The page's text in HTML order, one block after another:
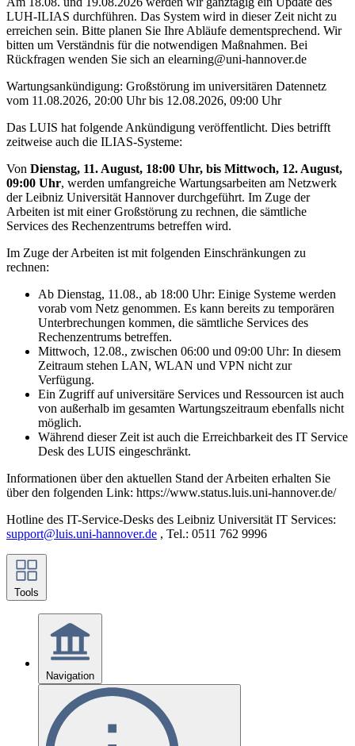
LUH-ILIAS durchführen. Das System wird in dieser Zeit nicht zu
erreichen sein. Bitte planen Sie Ihre Abläufe dementsprechend. Wir
bitten um Verständnis für die notwendigen Maßnahmen. Bei
Rückfragen wenden Sie sich an elearning@uni-hannover.de
Wartungsankündigung: Großstörung im universitären Datennetz
vom 11.08.2026, 20:00 Uhr bis 12.08.2026, 09:00 Uhr
Das LUIS hat folgende Ankündigung veröffentlicht. Dies betrifft
zeitweise auch die ILIAS-Systeme:
Von Dienstag, 11. August, 18:00 Uhr, bis Mittwoch, 12. August,
09:00 Uhr, werden umfangreiche Wartungsarbeiten am Netzwerk
der Leibniz Universität Hannover durchgeführt. Im Zuge der
Arbeiten ist mit einer Großstörung zu rechnen, die sämtliche
Services des Rechenzentrums betreffen wird.
Im Zuge der Arbeiten ist mit folgenden Einschränkungen zu
rechnen:
Ab Dienstag, 11.08., ab 18:00 Uhr: Einige Systeme werden
vorab vom Netz genommen. Es kann bereits zu temporären
Unterbrechungen kommen, die sämtliche Services des
Rechenzentrums betreffen.
Mittwoch, 12.08., zwischen 06:00 und 09:00 Uhr: In diesem
Zeitraum stehen LAN, WLAN und VPN nicht zur
Verfügung.
Ein Zugriff auf universitäre Services und Ressourcen ist auch
von außerhalb im gesamten Wartungszeitraum ebenfalls nicht
möglich.
Während dieser Zeit ist auch die Erreichbarkeit des IT Service
Desk des LUIS eingeschränkt.
Informationen über den aktuellen Stand der Arbeiten erhalten Sie
über den folgenden Link: https://www.status.luis.uni-hannover.de/
Hotline des IT-Service-Desks des Leibniz Universität IT Services:
support@luis.uni-hannover.de , Tel.: 0511 762 9996
Tools
Navigation